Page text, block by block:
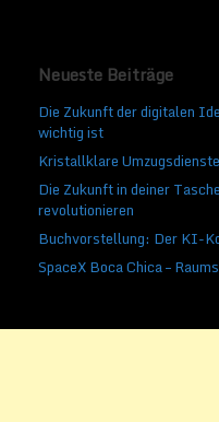
Neueste Beiträge
Die Zukunft der digitalen
wichtig ist
Kristallklare
Die Zukunft in deiner
revolutionieren
Buchvorstellung: Der KI-
SpaceX Boca Chica –